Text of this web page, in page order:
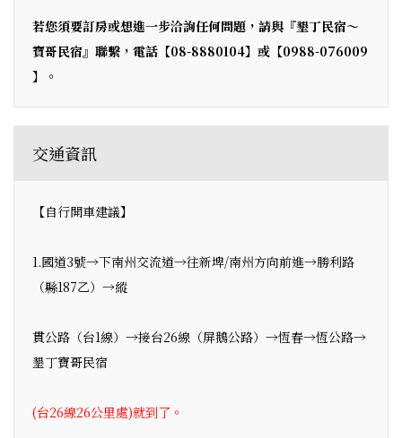
若您須要訂房或想進一步洽詢任何問題，請與『墾丁民宿～
寶哥民宿』聯繫，電話【08-8880104】或【0988-076009
】。
交通資訊
【自行開車建議】
1.國道3號→下南州交流道→往新埤/南州方向前進→勝利路
（縣187乙）→縱
貫公路（台1線）→接台26線（屏鵝公路）→恆春→恆公路→
墾丁寶哥民宿
(台26線26公里處)就到了。